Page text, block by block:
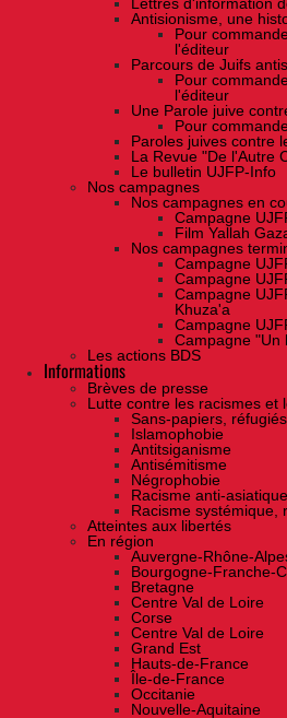
Antisionisme, une
Pour
l'éditeur
Parcours de Juifs
Pour
l'éditeur
Une Parole juive
Pour
Paroles juives contre
La Revue "De l'Autre
Le bulletin UJFP-Info
Nos campagnes
Nos campagnes en
Campagne
Film Yallah
Nos campagnes
Campagne
Campagne
Campagne
Khuza'a
Campagne
Campagne "Un
Les actions BDS
Informations
Brèves de presse
Lutte contre les racismes et
Sans-papiers,
Islamophobie
Antitsiganisme
Antisémitisme
Négrophobie
Racisme anti-asiatique
Racisme systémique,
Atteintes aux libertés
En région
Auvergne-Rhône-
Bourgogne-Franche-
Bretagne
Centre Val de Loire
Corse
Centre Val de Loire
Grand Est
Hauts-de-France
Île-de-France
Occitanie
Nouvelle-Aquitaine